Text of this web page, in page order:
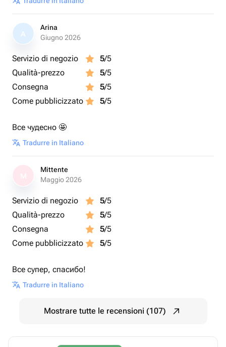
A
Arina
Giugno 2026
Servizio di negozio 5/5
Qualità-prezzo
5/5
Consegna
5/5
Come pubblicizzato
5/5
Все чудесно 🤩
Tradurre in Italiano
Mittente
Maggio 2026
Servizio di negozio 5/5
Qualità-prezzo
5/5
Consegna
5/5
Come pubblicizzato
5/5
Все супер, спасибо!
Tradurre in Italiano
Mostrare tutte le recensioni (107)